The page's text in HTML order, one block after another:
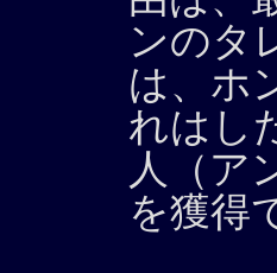
ンのタ
は、ホ
れはし
人（ア
を獲得